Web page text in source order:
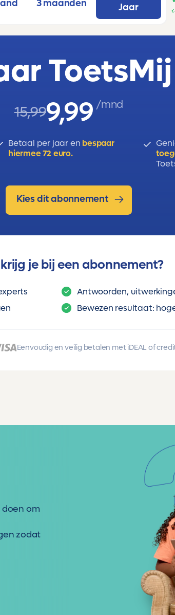
3 maanden Jaar
ToetsMij
15,999,99 /mnd
Betaal per jaar en bespaar
hiermee 72 euro.
Kies dit abonnement
je bij een abonnement?
Antwoorden,
Bewezen resultaat:
Eenvoudig en veilig betalen met iDEAL of
om
zodat